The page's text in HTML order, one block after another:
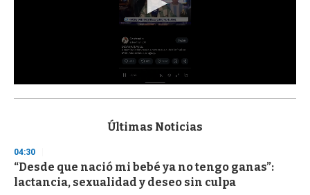
s
d
s
o
f
Últimas Noticias
04:30
“Desde que nació mi bebé ya no tengo ganas”:
lactancia, sexualidad y deseo sin culpa